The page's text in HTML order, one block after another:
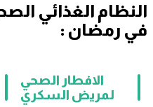
النظام الغذائي
في رمضان :
الافطار الصحي
لمريض السكري